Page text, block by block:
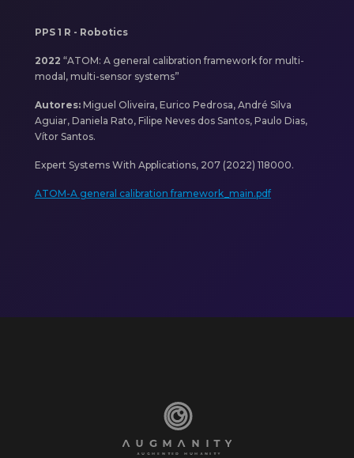
PPS 1 R - Robotics
2022 “ATOM: A general calibration framework for multi-
modal, multi-sensor systems”
Autores: Miguel Oliveira, Eurico Pedrosa, André Silva
Aguiar, Daniela Rato, Filipe Neves dos Santos, Paulo Dias,
Vítor Santos.
Expert Systems With Applications, 207 (2022) 118000.
ATOM-A general calibration framework_main.pdf